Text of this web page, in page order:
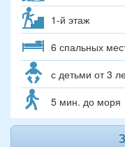
1-й этаж
6 спальных
с детьми от 3
5 мин. до моря